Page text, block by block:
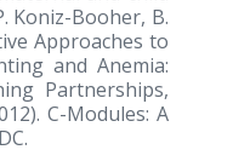
Koniz-Booher, B.
Approaches to
and Anemia:
Partnerships,
C-Modules: A